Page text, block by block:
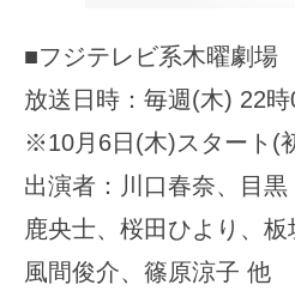
■フジテレビ系木曜劇場
放送日時：毎週(木) 22
※10月6日(木)スタート(
出演者：川口春奈、目
鹿央士、桜田ひより、
風間俊介、篠原涼子 他